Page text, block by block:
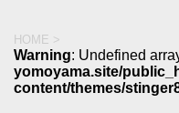
HOME >
Warning: Undefined
yomoyama.site/
content/themes/